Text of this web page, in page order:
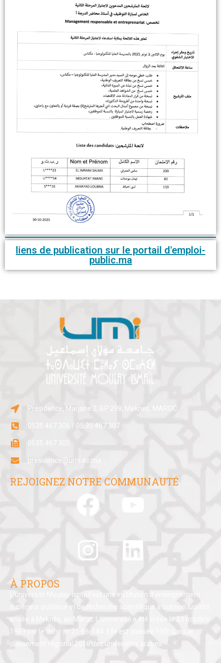
liens de publication sur le portail d'emploi-
public.ma
Présidence, Marjane 2, BP:298, Meknes, MAROC
0535 467 306 / 05 35 467 307
0535 467 305
presidence@umi.ac.ma
REJOIGNEZ NOTRE COMMUNAUTÉ
À PROPOS
L’université Moulay-Ismaïl est une institution d’enseignement
supérieur publique et de recherche scientifique à but non lucratif,
située à Meknès, au Maroc. L’université a été créée le 23 octobre
1989 par le dahir nᵒ 21-86-144. Elle est classée 100ᵉ dans le
classement régional 2016 des universités arabes.